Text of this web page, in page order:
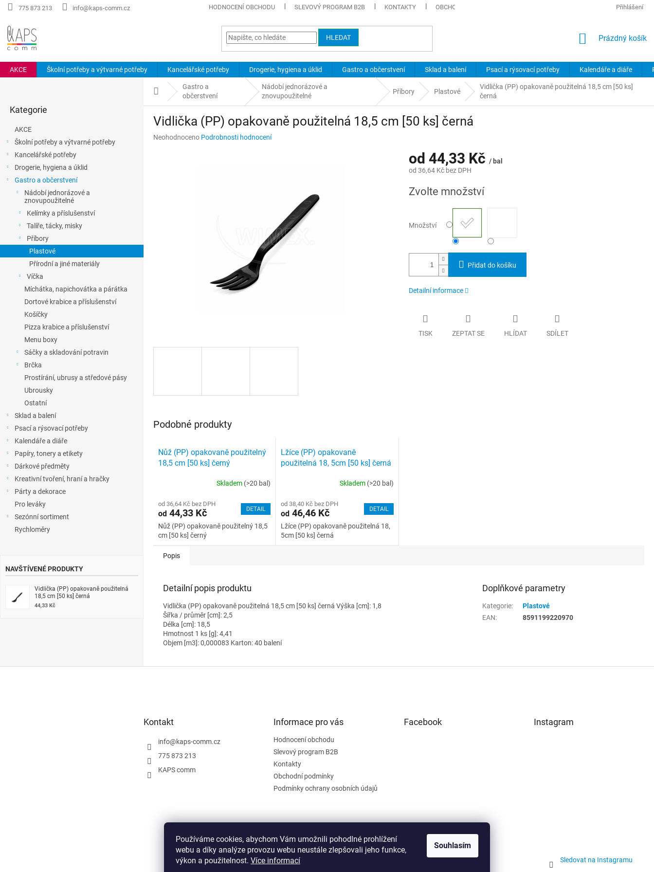
Používáme cookies, abychom Vám umožnili pohodlné prohlížení
webu a díky analýze provozu webu neustále zlepšovali jeho funkce,
výkon a použitelnost. Více informací
Souhlasím
Přejít
775 873 213 info@kaps-comm.cz HODNOCENÍ OBCHODU SLEVOVÝ PROGRAM B2B KONTAKTY OBCHODNÍ PODMÍNKY PODMÍNKY OCHRANY OSOBNÍCH ÚDAJŮ
Přihlášení
HLEDAT
NÁKUPNÍ
Prázdný košík
AKCE Školní potřeby a výtvarné potřeby Kancelářské potřeby Drogerie, hygiena a úklid Gastro a občerstvení Sklad a balení Psací a rýsovací potřeby Kalendáře a diáře
kategorie
Kategorie
AKCE
Školní potřeby a výtvarné potřeby
Kancelářské potřeby
Drogerie, hygiena a úklid
Gastro a občerstvení
Nádobí jednorázové a
znovupoužitelné
Kelímky a příslušenství
Talíře, tácky, misky
Příbory
Plastové
Přírodní a jiné materiály
Víčka
Míchátka, napichovátka a párátka
Dortové krabice a příslušenství
Košíčky
Pizza krabice a příslušenství
Menu boxy
Sáčky a skladování potravin
Brčka
Prostírání, ubrusy a středové pásy
Ubrousky
Ostatní
Sklad a balení
Psací a rýsovací potřeby
Kalendáře a diáře
Papíry, tonery a etikety
Dárkové předměty
Kreativní tvoření, hraní a hračky
Párty a dekorace
Pro leváky
Sezónní sortiment
Rychloměry
NAVŠTÍVENÉ PRODUKTY
Vidlička (PP) opakovaně použitelná
18,5 cm [50 ks] černá
44,33 Kč
Domů
Gastro a
občerstvení
Nádobí jednorázové a
znovupoužitelné
Příbory Plastové
Vidlička (PP) opakovaně použitelná 18,5 cm [50 ks]
černá
Vidlička (PP) opakovaně použitelná 18,5 cm [50 ks] černá
Průměrné
Neohodnoceno Podrobnosti hodnocení
od 44,33 Kč / bal
od 36,64 Kčbez DPH
cena:
Zvolte množství
Množství
Přidat do košíku
Detailní informace
TISK ZEPTAT SE HLÍDAT SDÍLET
Podobné produkty
Nůž (PP) opakovaně použitelný
18,5 cm [50 ks] černý
Skladem (>20 bal)
od 36,64 Kč bez DPH
od 44,33 Kč DETAIL
Nůž (PP) opakovaně použitelný 18,5
cm [50 ks] černý
Lžíce (PP) opakovaně
použitelná 18, 5cm [50 ks] černá
Skladem (>20 bal)
od 38,40 Kč bez DPH
od 46,46 Kč DETAIL
Lžíce (PP) opakovaně použitelná 18,
5cm [50 ks] černá
Popis
Detailní popis produktu
Vidlička (PP) opakovaně použitelná 18,5 cm [50 ks] černá Výška [cm]: 1,8
Šířka / průměr [cm]: 2,5
Délka [cm]: 18,5
Hmotnost 1 ks [g]: 4,41
Objem [m3]: 0,000083 Karton: 40 balení
Doplňkové parametry
Kategorie:
Plastové
EAN: 8591199220970
Kontakt
info@kaps-comm.cz
775 873 213
KAPS comm
Informace pro vás
Hodnocení obchodu
Slevový program B2B
Kontakty
Obchodní podmínky
Podmínky ochrany osobních údajů
Facebook Instagram
Sledovat na Instagramu